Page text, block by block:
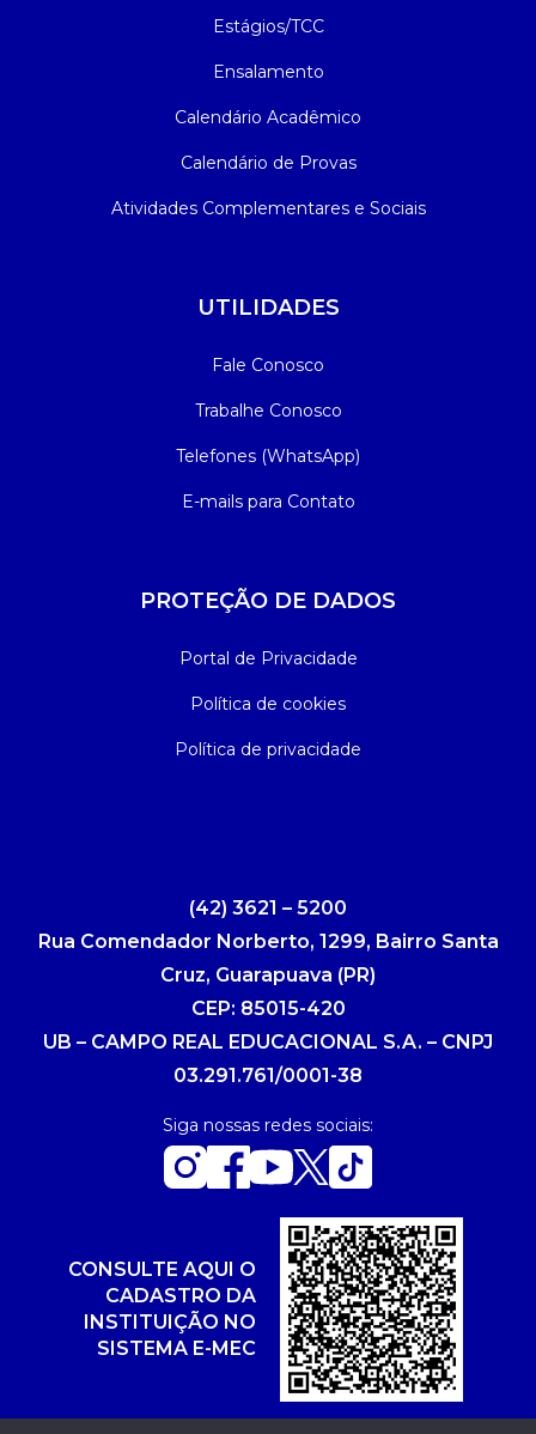
Estágios/TCC
Ensalamento
Calendário Acadêmico
Calendário de Provas
Atividades Complementares e Sociais
UTILIDADES
Fale Conosco
Trabalhe Conosco
Telefones (WhatsApp)
E-mails para Contato
PROTEÇÃO DE DADOS
Portal de Privacidade
Política de cookies
Política de privacidade
(42) 3621 – 5200
Rua Comendador Norberto, 1299, Bairro Santa
Cruz, Guarapuava (PR)
CEP: 85015-420
UB – CAMPO REAL EDUCACIONAL S.A. – CNPJ
03.291.761/0001-38
Siga nossas redes sociais:
CONSULTE AQUI O
CADASTRO DA
INSTITUIÇÃO NO
SISTEMA E-MEC